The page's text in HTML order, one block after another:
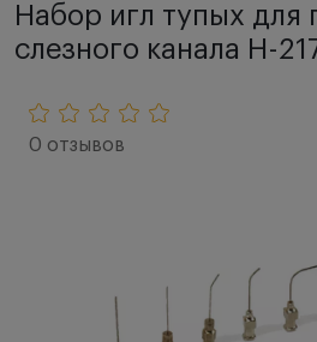
Набор игл тупых для
слезного канала Н-
0 отзывов